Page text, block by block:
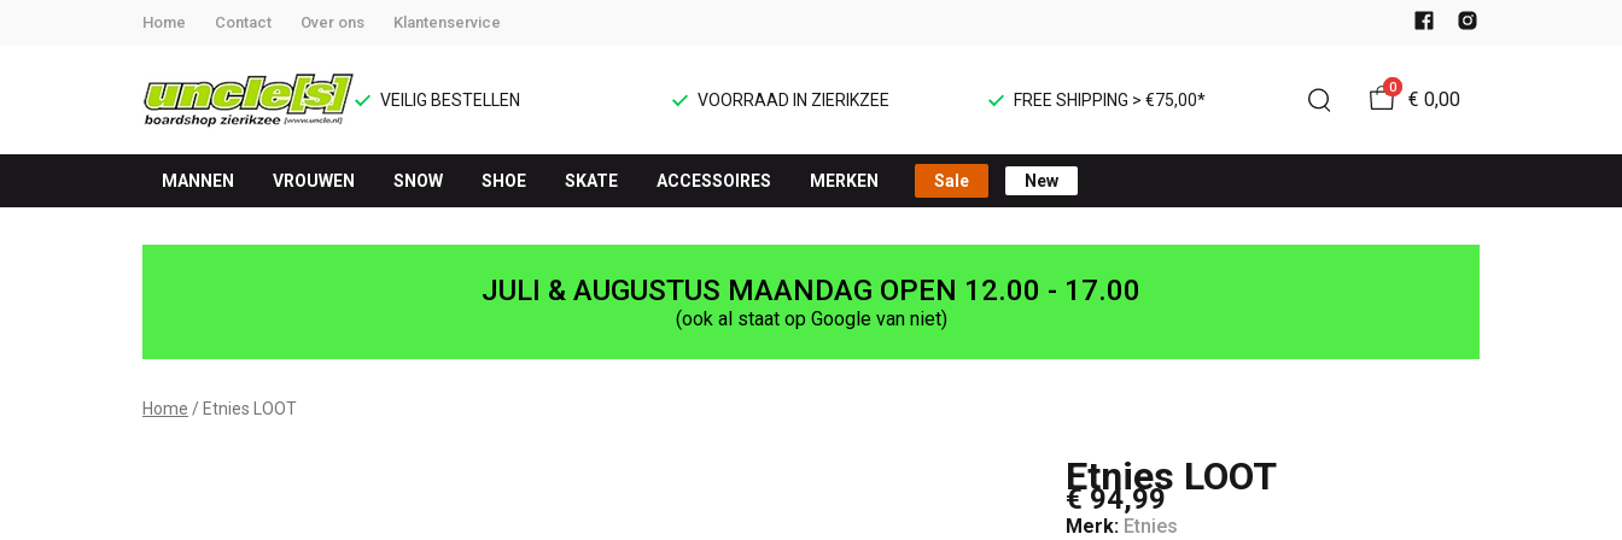
Home Contact Over ons Klantenservice
VEILIG BESTELLEN VOORRAAD IN ZIERIKZEE FREE SHIPPING > €75,00*
0
€ 0,00
MANNEN VROUWEN SNOW SHOE SKATE ACCESSOIRES MERKEN Sale New
Etnies
UNCLE[S]
JULI & AUGUSTUS MAANDAG OPEN 12.00 - 17.00
(ook al staat op Google van niet)
Home Etnies LOOT
Etnies LOOT
€ 94,99
Merk: Etnies